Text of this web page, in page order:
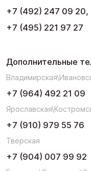
+7 (492) 247 09 20,
+7 (495) 221 97 27
Дополнительные
+7 (964) 492 21 09
+7 (910) 979 55 76
Тверская
+7 (904) 007 99 92